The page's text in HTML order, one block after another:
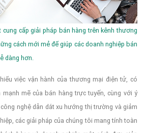
cung cấp giải pháp bán hàng trên kênh thương
cách mới mẻ để giúp các doanh nghiệp bán
dàng hơn.
việc vận hành của thương mại điện tử, có
mẽ của bán hàng trực tuyến, cùng với ý
nghệ dẫn dắt xu hướng thị trường và giảm
các giải pháp của chúng tôi mang tính toàn